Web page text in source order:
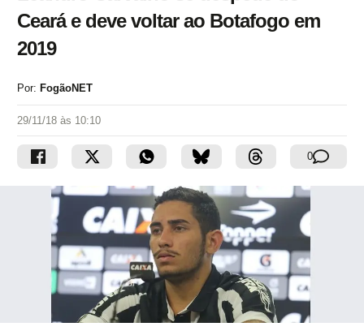
Ceará e deve voltar ao Botafogo em
2019
Por: FogãoNET
29/11/18 às 10:10
0